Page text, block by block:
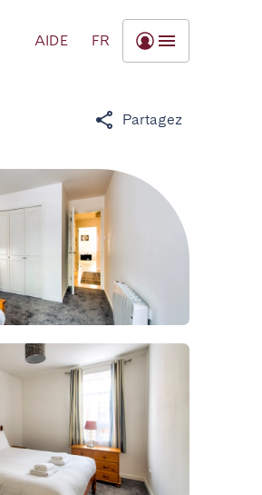
AIDE FR
Partagez